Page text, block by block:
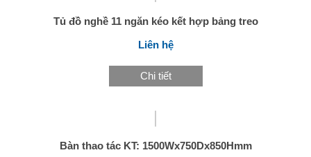
Tủ đồ nghề 11 ngăn kéo kết hợp bảng treo
Liên hệ
Chi tiết
Bàn thao tác KT: 1500Wx750Dx850Hmm